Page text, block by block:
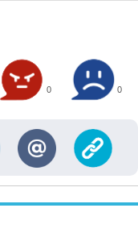
0 0